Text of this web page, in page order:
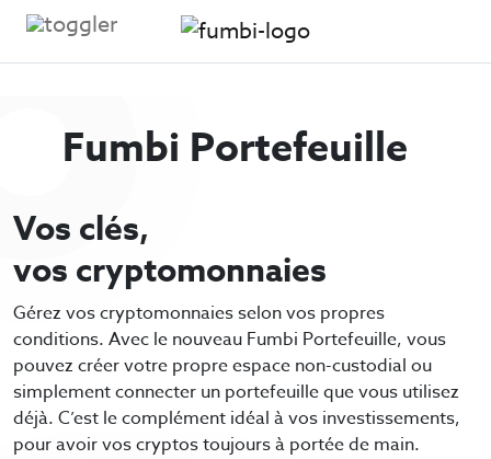
Skip to content
Fumbi Portefeuille
Vos clés,
vos cryptomonnaies
Gérez vos cryptomonnaies selon vos propres
conditions. Avec le nouveau Fumbi Portefeuille, vous
pouvez créer votre propre espace non-custodial ou
simplement connecter un portefeuille que vous utilisez
déjà. C’est le complément idéal à vos investissements,
pour avoir vos cryptos toujours à portée de main.